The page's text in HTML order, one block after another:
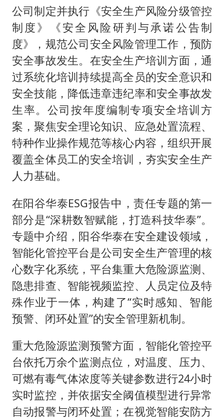
公司制定并执⾏《安全⽣产⻛险分级管控
制度》《安全⻛险研判与承诺公告制
度》，规范公司安全⻛险管理⼯作，预防
安全事故发⽣。在安全⽣产培训方面，通
过系统化培训持续提⾼全员的安全意识和
安全技能，降低违章违纪率和安全事故发
⽣率。公司按年度编制专项安全培训⽅
案，聚焦安全理论知识、应急处置流程、
特种作业操作规范等核⼼内容，组织开展
覆盖全体员⼯的安全培训，夯实安全⽣产
⼈⼒基础。
在阳谷华泰ESG报告中，责任专题的第一
部分是“深耕数智赋能，打造科技华泰”。
专题中介绍，阳谷华泰在安全建设领域，
智能化管控平台是公司安全⽣产管理的核
⼼数字化系统，平台集重⼤危险源监测、
隐患排查、智能视频监控、⼈员定位及特
殊作业于⼀体，构建了“实时感知、智能
预警、闭环处置”的安全管理新机制。
重⼤危险源监测预警⽅⾯，智能化管控平
台依托万余个监测点位，对温度、压⼒、
可燃有毒⽓体浓度等关键参数进⾏24⼩时
实时监控，并依据安全阈值模型进⾏异常
⾃动报警与闭环处置；在视觉智能安防⽅